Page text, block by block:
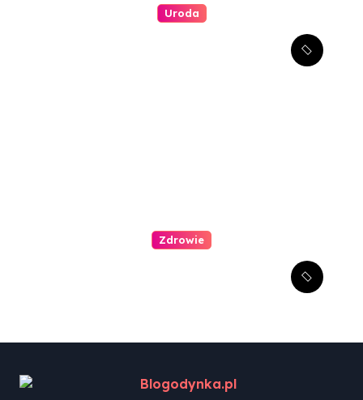
Uroda
Zdrowie